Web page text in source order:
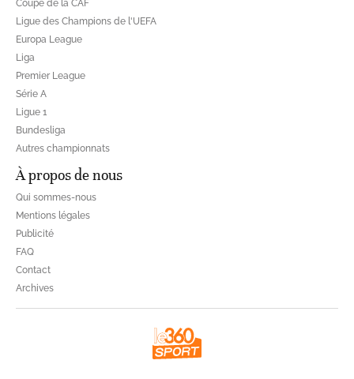
Coupe de la CAF
Ligue des Champions de l'UEFA
Europa League
Liga
Premier League
Série A
Ligue 1
Bundesliga
Autres championnats
À propos de nous
Qui sommes-nous
Mentions légales
Publicité
FAQ
Contact
Archives